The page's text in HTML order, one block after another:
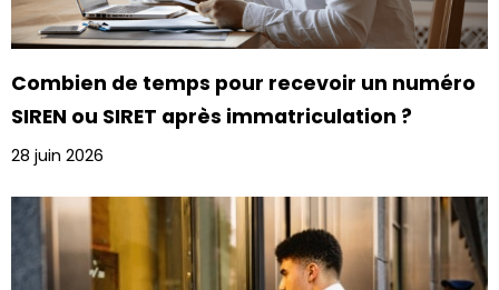
Combien de temps pour recevoir un numéro
SIREN ou SIRET après immatriculation ?
28 juin 2026